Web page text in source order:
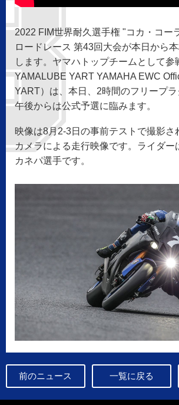
2022 FIM世界耐久選手権 "コカ・コー
ロードレース 第43回大会が本日から
します。ヤマハトップチームとして参
YAMALUBE YART YAMAHA EWC
YART）は、本日、2時間のフリープラ
午後からは公式予選に臨みます。
映像は8月2-3日の事前テストで撮影さ
カメラによる走行映像です。ライダー
カネパ選手です。
前のニュース 一覧に戻る